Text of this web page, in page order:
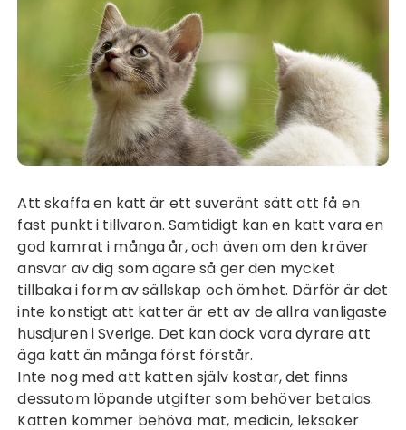
Att skaffa en katt är ett suveränt sätt att få en
fast punkt i tillvaron. Samtidigt kan en katt vara en
god kamrat i många år, och även om den kräver
ansvar av dig som ägare så ger den mycket
tillbaka i form av sällskap och ömhet. Därför är det
inte konstigt att katter är ett av de allra vanligaste
husdjuren i Sverige. Det kan dock vara dyrare att
äga katt än många först förstår.
Inte nog med att katten själv kostar, det finns
dessutom löpande utgifter som behöver betalas.
Katten kommer behöva mat, medicin, leksaker